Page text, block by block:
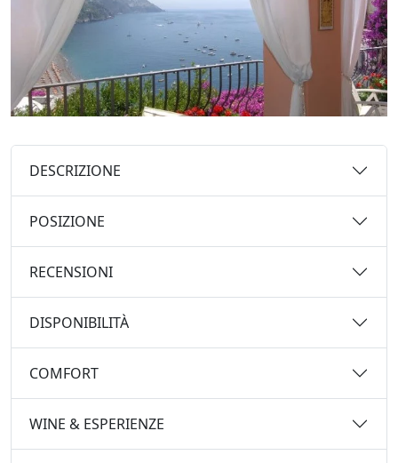
DESCRIZIONE
POSIZIONE
RECENSIONI
DISPONIBILITÀ
COMFORT
WINE & ESPERIENZE